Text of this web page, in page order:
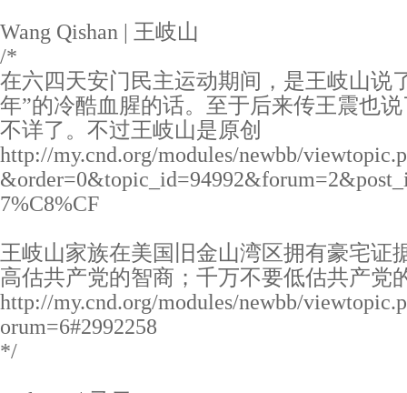
Wang Qishan | 王岐山
/*
在六四天安门民主运动期间，是王岐山说
年”的冷酷血腥的话。至于后来传王震也
不详了。不过王岐山是原创
http://my.cnd.org/modules/newbb/
7%C8%CF
王岐山家族在美国旧金山湾区拥有豪宅证
高估共产党的智商；千万不要低估共产党
http://my.cnd.org/modules/newbb/
orum=6#2992258
*/